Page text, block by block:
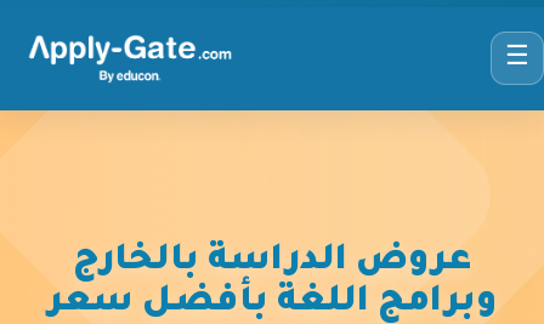
☰
عروض الدراسة بالخارج
وبرامج اللغة بأفضل سعر